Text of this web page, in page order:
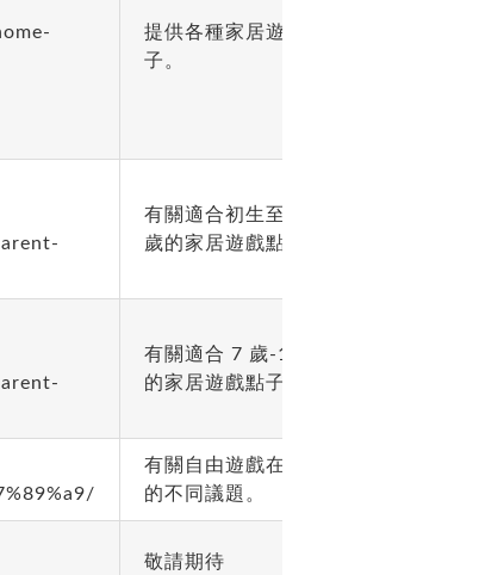
提供各種家居遊戲點
子。
有關適合初生至 7
歲的家居遊戲點子。
有關適合 7 歲-11 歲
的家居遊戲點子。
有關自由遊戲在校園
的不同議題。
敬請期待